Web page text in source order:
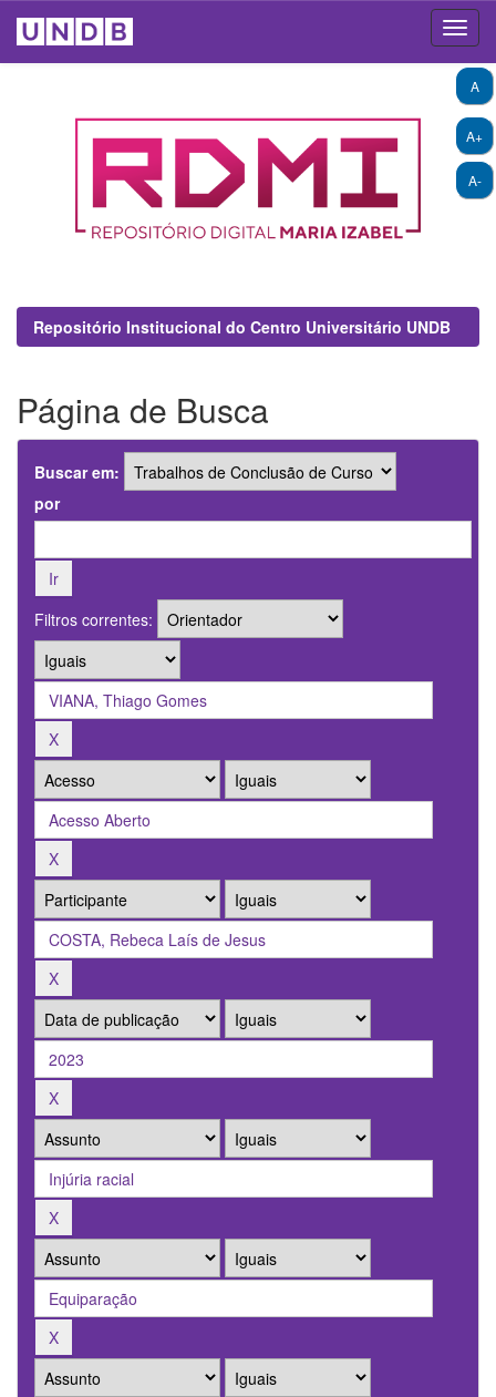
A+
A-
A
Repositório Institucional do Centro Universitário UNDB
Página de Busca
Buscar em:
por
Filtros correntes: